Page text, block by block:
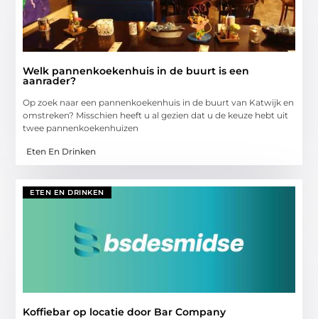
Welk pannenkoekenhuis in de buurt is een
aanrader?
Op zoek naar een pannenkoekenhuis in de buurt van Katwijk en
omstreken? Misschien heeft u al gezien dat u de keuze hebt uit
twee pannenkoekenhuizen
Eten En Drinken
ETEN EN DRINKEN
Koffiebar op locatie door Bar Company